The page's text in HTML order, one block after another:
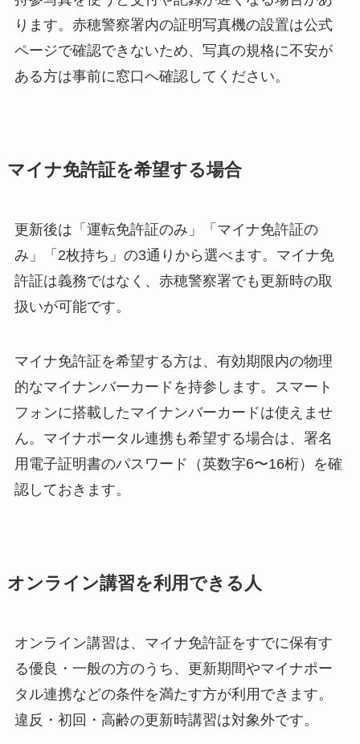
ります。赤穂警察署内の証明写真機の設置は公式
ページで確認できないため、写真の規格に不安が
ある方は事前に窓口へ確認してください。
マイナ免許証を希望する場合
更新後は「運転免許証のみ」「マイナ免許証の
み」「2枚持ち」の3通りから選べます。マイナ免
許証は義務ではなく、赤穂警察署でも更新時の取
扱いが可能です。
マイナ免許証を希望する方は、有効期限内の物理
的なマイナンバーカードを持参します。スマート
フォンに搭載したマイナンバーカードは使えませ
ん。マイナポータル連携も希望する場合は、署名
用電子証明書のパスワード（英数字6〜16桁）を確
認しておきます。
オンライン講習を利用できる人
オンライン講習は、マイナ免許証をすでに保有す
る優良・一般の方のうち、更新期間やマイナポー
タル連携などの条件を満たす方が利用できます。
違反・初回・高齢の更新時講習は対象外です。